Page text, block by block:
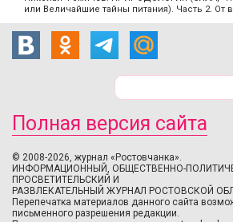
или Величайшие тайны питания). Часть 2. От
Полная версия сайта
© 2008-2026, журнал «Ростовчанка».
ИНФОРМАЦИОННЫЙ, ОБЩЕСТВЕННО-
ПРОСВЕТИТЕЛЬСКИЙ И
РАЗВЛЕКАТЕЛЬНЫЙ ЖУРНАЛ РОСТОВСКОЙ
Перепечатка материалов данного сайта
письменного разрешения редакции.